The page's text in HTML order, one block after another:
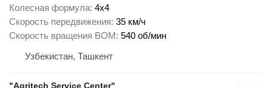
Колесная формула 4x4
Скорость передвижения 35 км/ч
Скорость вращения ВОМ 540 об/мин
Узбекистан, Ташкент
"Agritech Service Center"